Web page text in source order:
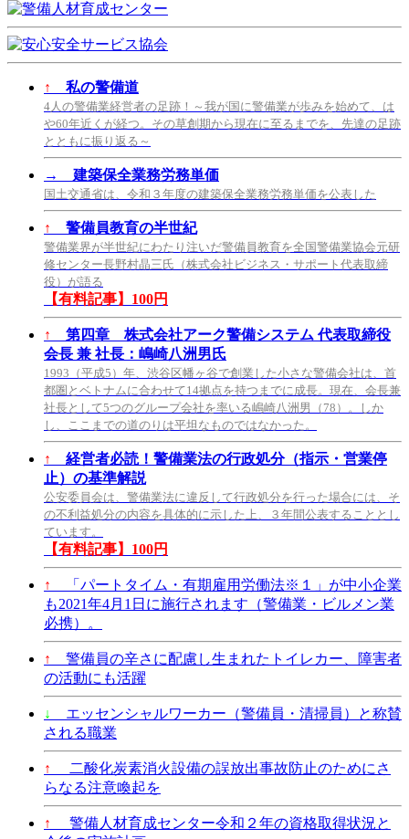
↑ 私の警備道
4人の警備業経営者の足跡！～我が国に警備業が歩みを始めて、は
や60年近くが経つ。その草創期から現在に至るまでを、先達の足跡
とともに振り返る～
→ 建築保全業務労務単価
国土交通省は、令和３年度の建築保全業務労務単価を公表した
↑ 警備員教育の半世紀
警備業界が半世紀にわたり注いだ警備員教育を全国警備業協会元研
修センター長野村晶三氏（株式会社ビジネス・サポート代表取締
役）が語る
【有料記事】100円
↑
第四章 株式会社アーク警備システム 代表取締役
会長 兼 社長：嶋崎八洲男氏
1993（平成5）年、渋谷区幡ヶ谷で創業した小さな警備会社は、首
都圏とベトナムに合わせて14拠点を持つまでに成長。現在、会長兼
社長として5つのグループ会社を率いる嶋崎八洲男（78）。しか
し、ここまでの道のりは平坦なものではなかった。
↑
経営者必読！警備業法の行政処分（指示・営業停
止）の基準解説
公安委員会は、警備業法に違反して行政処分を行った場合には、そ
の不利益処分の内容を具体的に示した上、３年間公表することとし
ています。
【有料記事】100円
↑
「パートタイム・有期雇用労働法※１」が中小企業
も2021年4月1日に施行されます（警備業・ビルメン業
必携）。
↑
警備員の辛さに配慮し生まれたトイレカー、障害者
の活動にも活躍
↓
エッセンシャルワーカー（警備員・清掃員）と称賛
される職業
↑
二酸化炭素消火設備の誤放出事故防止のためにさ
らなる注意喚起を
↑
警備人材育成センター令和２年の資格取得状況と